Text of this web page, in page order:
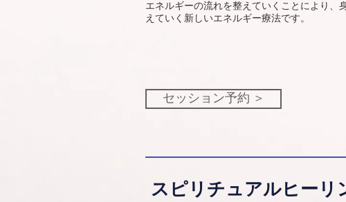
エネルギーの流れを整えていくことにより、
えていく新しいエネルギー療法です。
セッション予約 ＞
スピリチュアルヒーリ